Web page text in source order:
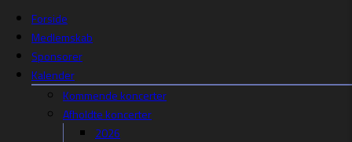
Forside
Medlemskab
Sponsorer
Kalender
Kommende koncerter
Afholdte koncerter
2026